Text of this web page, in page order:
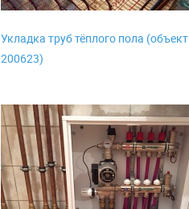
Укладка труб тёплого пола (объект
200623)